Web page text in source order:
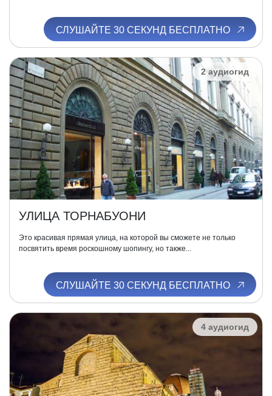
СЛУШАЙТЕ 30 СЕКУНД БЕСПЛАТНО
2 аудиогид
УЛИЦА ТОРНАБУОНИ
Это красивая прямая улица, на которой вы сможете не только
посвятить время роскошному шопингу, но также...
СЛУШАЙТЕ 30 СЕКУНД БЕСПЛАТНО
4 аудиогид